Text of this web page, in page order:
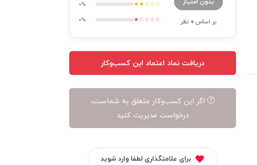
بر اساس0 نظر
★★☆☆☆
0%
★☆☆☆☆
0%
دریافت نماد اعتماد این کسب‌وکار
اگر این کسب‌وکار متعلق به شماست،
درخواست مدیریت کنید
برای علامتگذاری لطفا وارد شوید